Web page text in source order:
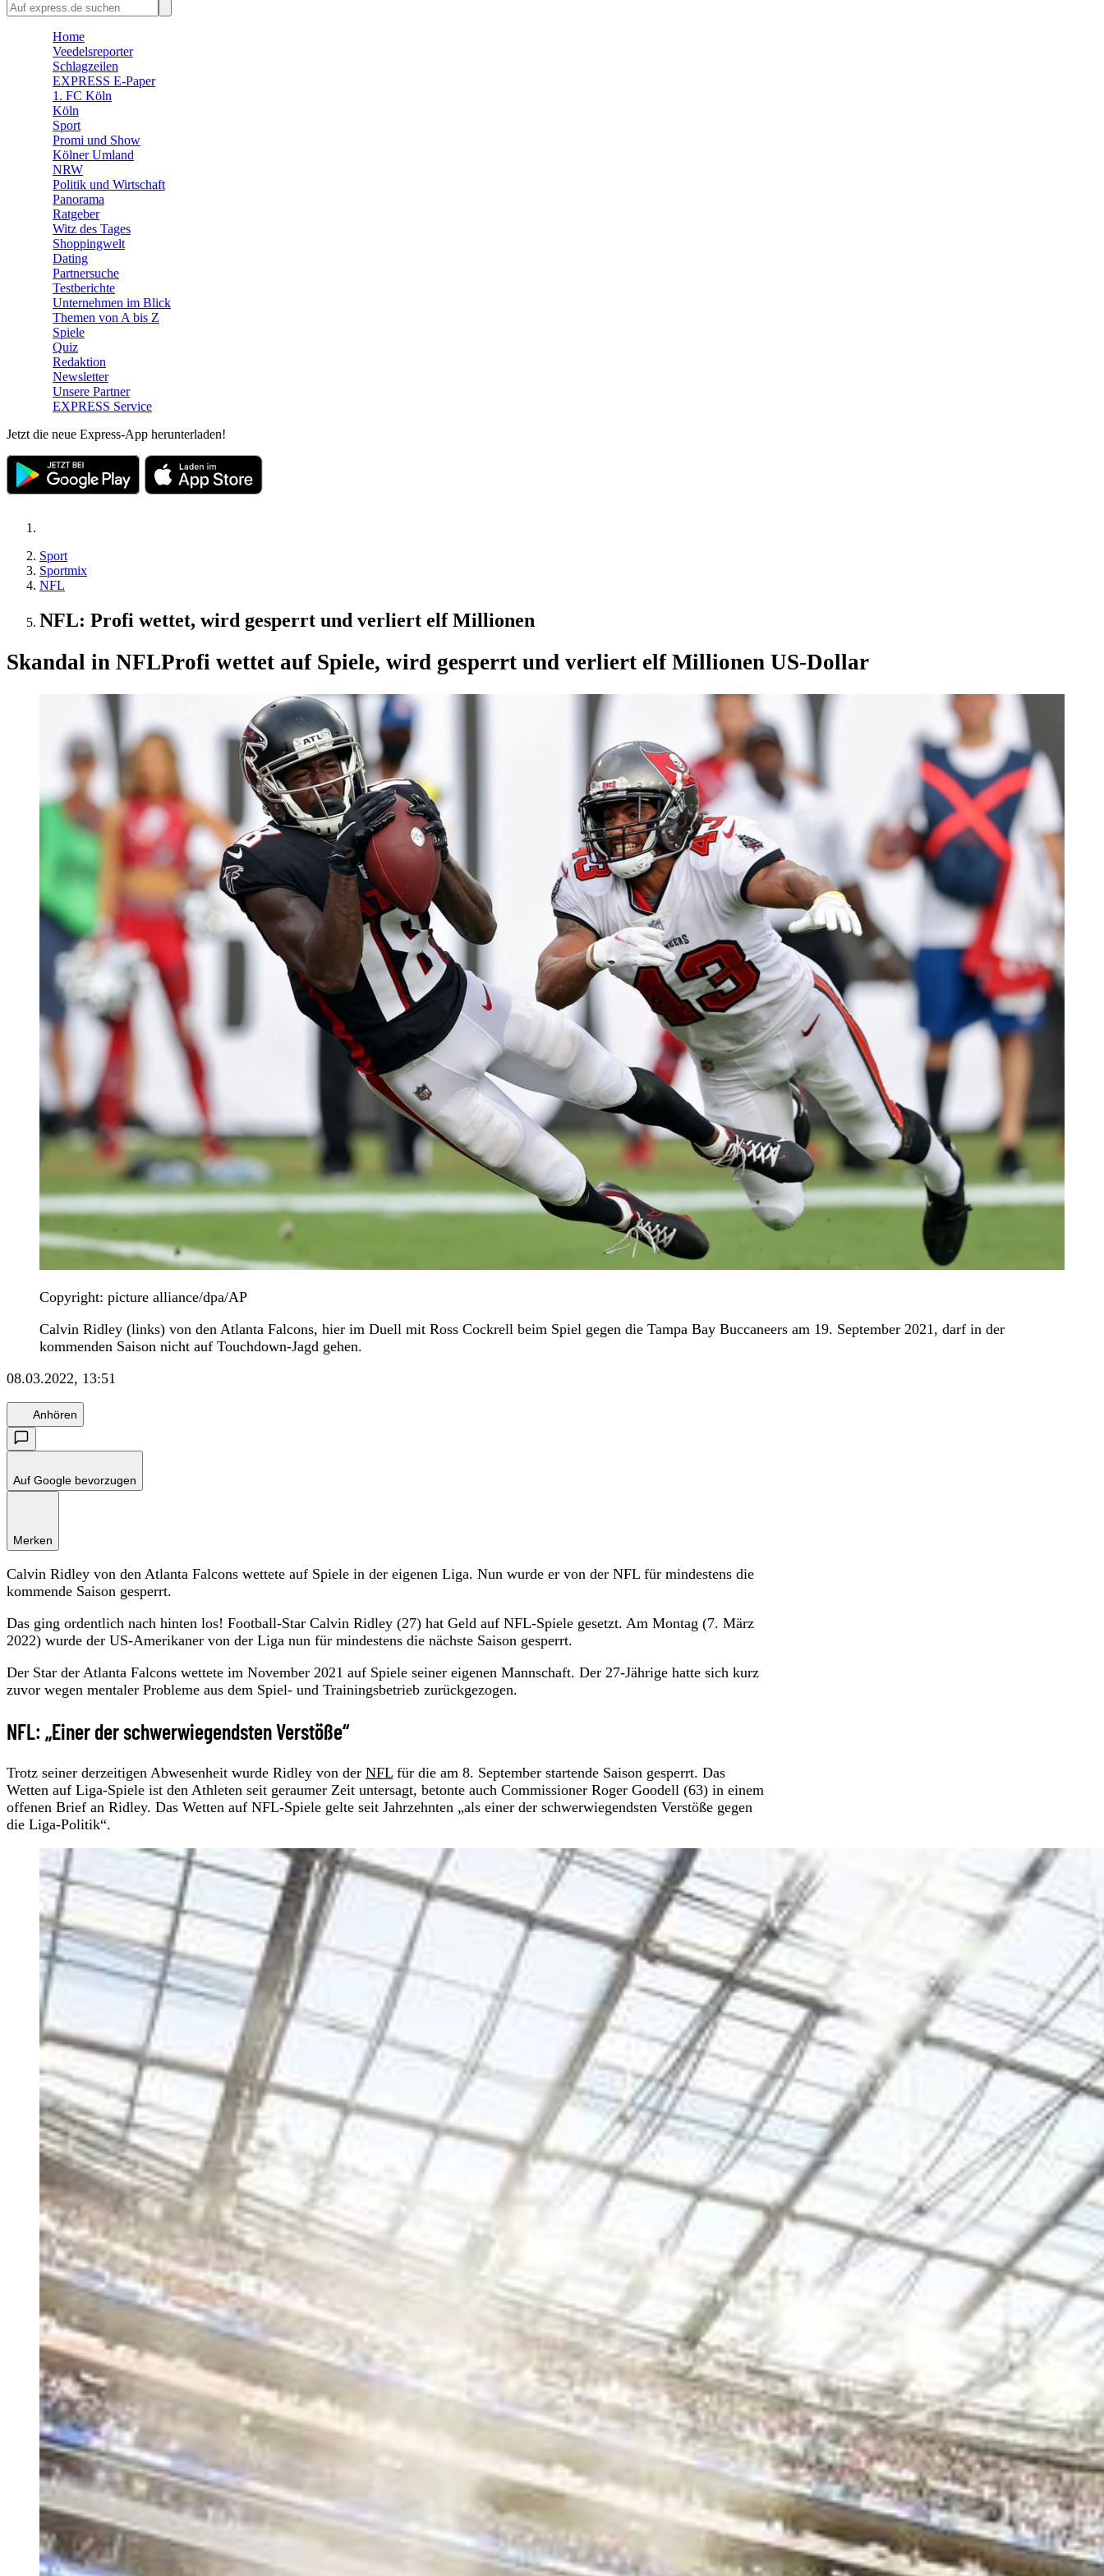
🛒 Shoppingwelt
Home
Veedelsreporter
Schlagzeilen
EXPRESS E-Paper
1. FC Köln
Köln
Sport
Promi und Show
Kölner Umland
NRW
Politik und Wirtschaft
Panorama
Ratgeber
Witz des Tages
Shoppingwelt
Dating
Partnersuche
Testberichte
Unternehmen im Blick
Themen von A bis Z
Spiele
Quiz
Redaktion
Newsletter
Unsere Partner
EXPRESS Service
Jetzt die neue Express-App herunterladen!
Sport
Sportmix
NFL
NFL: Profi wettet, wird gesperrt und verliert elf Millionen
Skandal in NFLProfi wettet auf Spiele, wird gesperrt und verliert elf Millionen US-Dollar
Copyright: picture alliance/dpa/AP
Calvin Ridley (links) von den Atlanta Falcons, hier im Duell mit Ross Cockrell beim Spiel gegen die Tampa Bay Buccaneers am 19. September 2021, darf in der
kommenden Saison nicht auf Touchdown-Jagd gehen.
08.03.2022, 13:51
Anhören
Auf Google bevorzugen
Merken
Calvin Ridley von den Atlanta Falcons wettete auf Spiele in der eigenen Liga. Nun wurde er von der NFL für mindestens die
kommende Saison gesperrt.
Das ging ordentlich nach hinten los! Football-Star Calvin Ridley (27) hat Geld auf NFL-Spiele gesetzt. Am Montag (7. März
2022) wurde der US-Amerikaner von der Liga nun für mindestens die nächste Saison gesperrt.
Der Star der Atlanta Falcons wettete im November 2021 auf Spiele seiner eigenen Mannschaft. Der 27-Jährige hatte sich kurz
zuvor wegen mentaler Probleme aus dem Spiel- und Trainingsbetrieb zurückgezogen.
NFL: „Einer der schwerwiegendsten Verstöße“
Trotz seiner derzeitigen Abwesenheit wurde Ridley von der NFL für die am 8. September startende Saison gesperrt. Das
Wetten auf Liga-Spiele ist den Athleten seit geraumer Zeit untersagt, betonte auch Commissioner Roger Goodell (63) in einem
offenen Brief an Ridley. Das Wetten auf NFL-Spiele gelte seit Jahrzehnten „als einer der schwerwiegendsten Verstöße gegen
die Liga-Politik“.